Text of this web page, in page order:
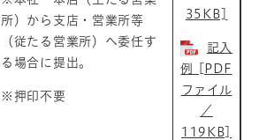
所）から支店・営業所等
（従たる営業所）へ委任す
る場合に提出。
※押印不要
35KB]
記入
例 [PDF
ファイル
／
119KB]